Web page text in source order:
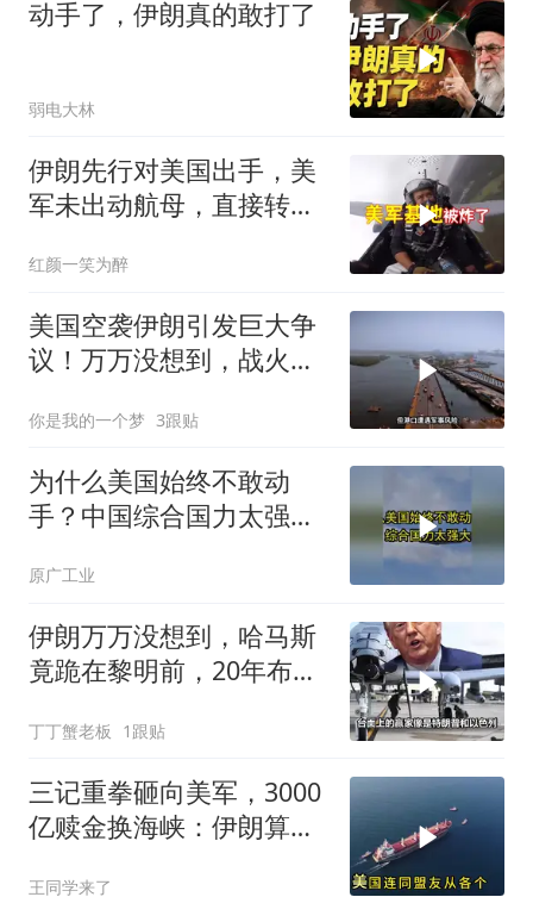
动手了，伊朗真的敢打了
弱电大林
伊朗先行对美国出手，美
军未出动航母，直接转入
红颜一笑为醉
美国空袭伊朗引发巨大争
议！万万没想到，战火竟
你是我的一个梦 3跟贴
为什么美国始终不敢动
手？中国综合国力太强大
原广工业
伊朗万万没想到，哈马斯
竟跪在黎明前，20年布局
丁丁蟹老板 1跟贴
三记重拳砸向美军，3000
亿赎金换海峡：伊朗算准
王同学来了